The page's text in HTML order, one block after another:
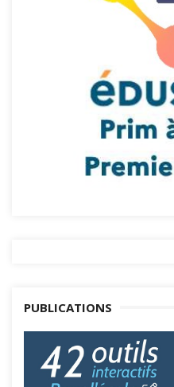
PUBLICATIONS